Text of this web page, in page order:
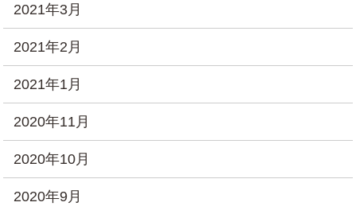
2021年3月
2021年2月
2021年1月
2020年11月
2020年10月
2020年9月